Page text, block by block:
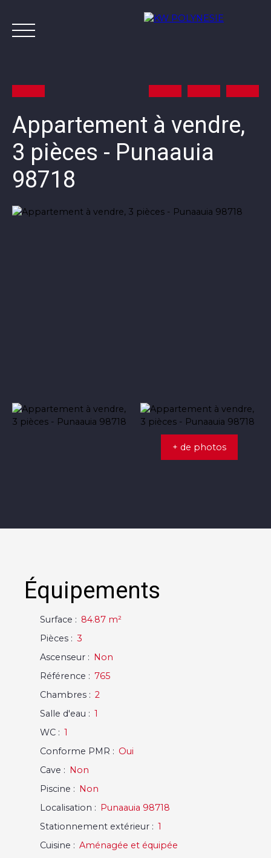
Annonces Vendre avec KW Estimer
Appartement à vendre,
3 pièces - Punaauia
98718
+ de photos
Équipements
Surface : 84.87 m²
Pièces : 3
Ascenseur : Non
Référence : 765
Chambres : 2
Salle d'eau : 1
WC : 1
Conforme PMR : Oui
Cave : Non
Piscine : Non
Localisation : Punaauia 98718
Stationnement extérieur : 1
Cuisine : Aménagée et équipée